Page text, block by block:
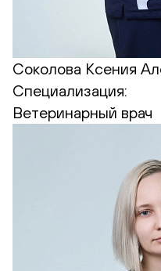
Соколова Ксения
Специализация:
Ветеринарный врач